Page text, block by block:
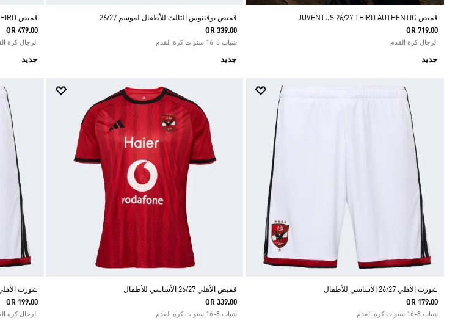
قميص JUVENTUS 26/27 THIRD AUTHENTIC
QR 719.00
الرجال كرة القدم
جديد
قميص يوفنتوس الثالث للأطفال لموسم 26/27
QR 339.00
شباب 8-16 سنوات كرة القدم
جديد
قميص JUVENTUS 26/27 THIRD
QR 479.00
الرجال كرة
جديد
شورت الأهلي 26/27 الأساسي للأطفال
QR 179.00
شباب 8-16 سنوات كرة القدم
قميص الأهلي 26/27 الأساسي للأطفال
QR 339.00
شباب 8-16 سنوات كرة القدم
شورت الأهلي 26/27
QR 199.00
الرجال كرة